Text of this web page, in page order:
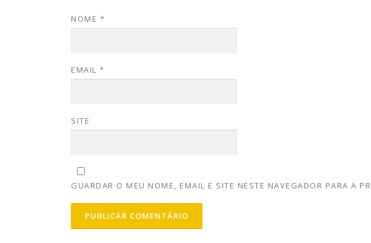
NOME *
EMAIL *
SITE
GUARDAR O MEU NOME, EMAIL E SITE NESTE NAVEGADOR PARA A